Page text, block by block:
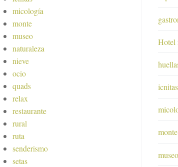
micología
monte
museo
naturaleza
nieve
ocio
quads
relax
restaurante
rural
ruta
senderismo
setas
Hotel
icnitas
monte
museo